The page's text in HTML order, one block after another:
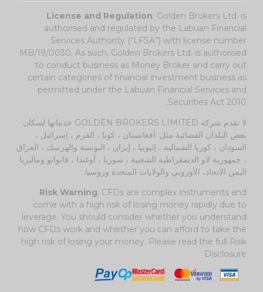
License and Regulation: Golden Brokers Ltd. is
authorised and regulated by the Labuan Financial
Services Authority (“LFSA”) with license number
MB/19/0030. As such, Golden Brokers Ltd. is authorised
to conduct business as Money Broker and carry out
certain categories of financial investment business as
permitted under the Labuan Financial Services and
Securities Act 2010.
لا تقدم شركة GOLDEN BROKERS LIMITED خدماتها لسكان
بعض البلدان القضائية مثل: أفغانستان ، كوبا ، القرم ، إسرائيل ،
السودان ، كوريا الشمالية ، إثيوبيا ، إيران ، البوسنة والهرسك ، العراق
، جمهورية لاو الديمقراطية الشعبية ، سوريا ، أوغندا ، فانواتو وماليزيا
اليمن الاتحاد، الأوروبي والولايات المتحدة وروسيا.
Risk Warning: CFDs are complex instruments and
come with a high risk of losing money rapidly due to
leverage. You should consider whether you understand
how CFDs work and whether you can afford to take the
high risk of losing your money. Please read the full Risk
Disclosure